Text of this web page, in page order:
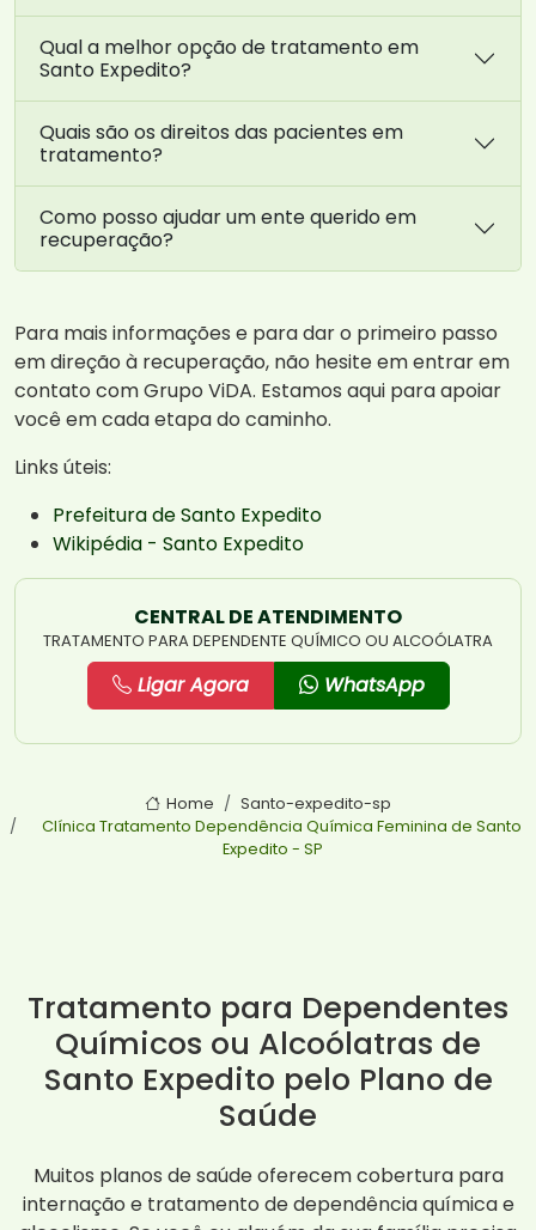
Qual a melhor opção de tratamento em
Santo Expedito?
Quais são os direitos das pacientes em
tratamento?
Como posso ajudar um ente querido em
recuperação?
Para mais informações e para dar o primeiro passo
em direção à recuperação, não hesite em entrar em
contato com Grupo ViDA. Estamos aqui para apoiar
você em cada etapa do caminho.
Links úteis:
Prefeitura de Santo Expedito
Wikipédia - Santo Expedito
CENTRAL DE ATENDIMENTO
TRATAMENTO PARA DEPENDENTE QUÍMICO OU ALCOÓLATRA
Ligar Agora WhatsApp
Home
Santo-expedito-sp
Clínica Tratamento Dependência Química Feminina de Santo
Expedito - SP
Tratamento para Dependentes
Químicos ou Alcoólatras de
Santo Expedito pelo Plano de
Saúde
Muitos planos de saúde oferecem cobertura para
internação e tratamento de dependência química e